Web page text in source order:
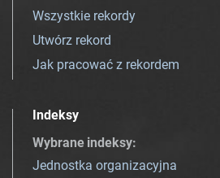
Wszystkie rekordy
Utwórz rekord
Jak pracować z rekordem
Indeksy
Wybrane indeksy:
Jednostka organizacyjna